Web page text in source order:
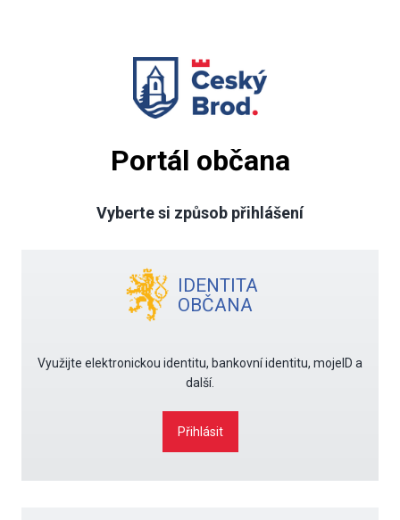
Portál občana
Vyberte si způsob přihlášení
IDENTITA
OBČANA
Využijte elektronickou identitu, bankovní identitu, mojeID a
další.
Přihlásit